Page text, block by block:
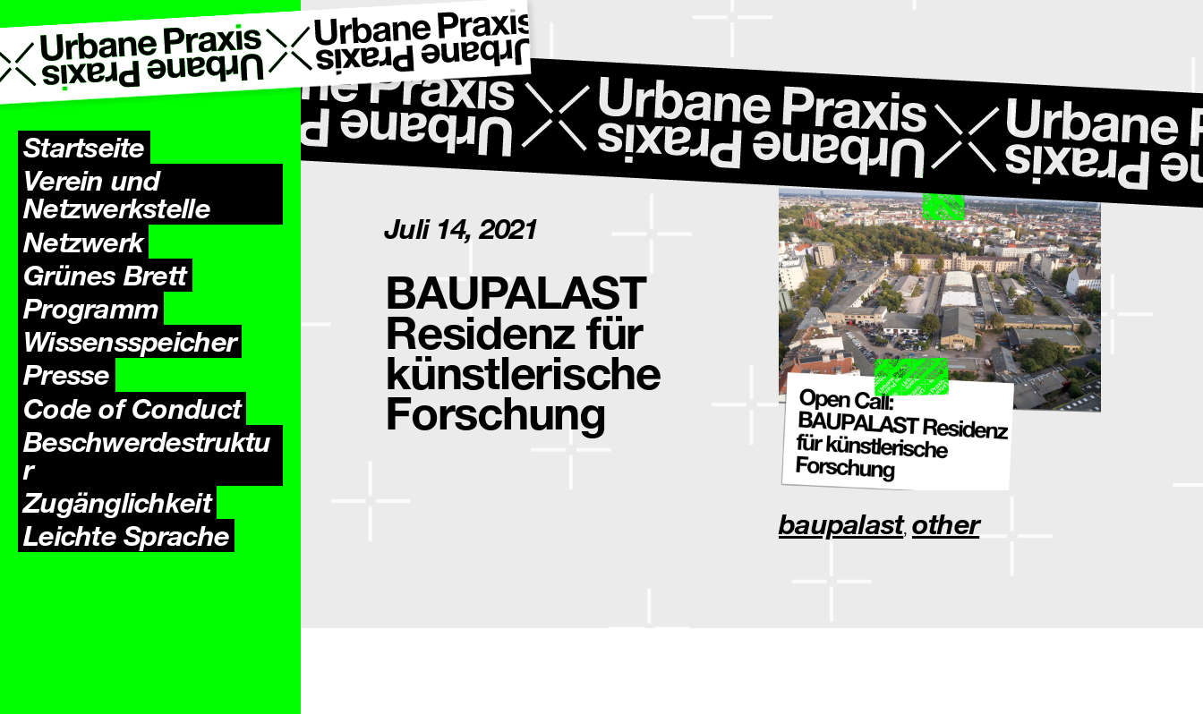
Startseite
Verein und
Netzwerkstelle
Netzwerk
Grünes Brett
Programm
Wissens­speicher
Presse
Code of Conduct
Beschwerdestruktu
r
Zugäng­lichkeit
Leichte Sprache
Juli 14, 2021
BAUPALAST
Residenz für
künstlerische
Forschung
baupalast, other